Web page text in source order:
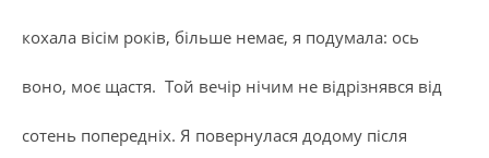
кохала вісім років, більше немає, я подумала: ось
воно, моє щастя. Той вечір нічим не відрізнявся від
сотень попередніх. Я повернулася додому після